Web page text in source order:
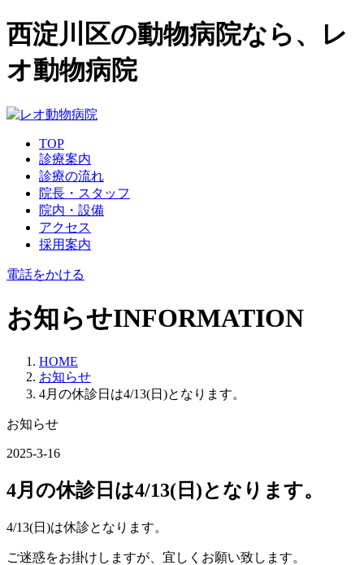
西淀川区の動物病院なら、レ
オ動物病院
TOP
診療案内
診療の流れ
院長・スタッフ
院内・設備
アクセス
採用案内
電話をかける
お知らせINFORMATION
HOME
お知らせ
4月の休診日は4/13(日)となります。
お知らせ
2025-3-16
4月の休診日は4/13(日)となります。
4/13(日)は休診となります。
ご迷惑をお掛けしますが、宜しくお願い致します。